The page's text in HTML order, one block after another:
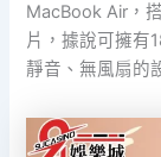
MacBook Air，
片，據說可擁有
靜音、無風扇的